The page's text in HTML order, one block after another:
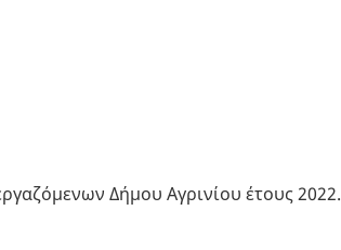
Δήμου Αγρινίου έτους 2022.